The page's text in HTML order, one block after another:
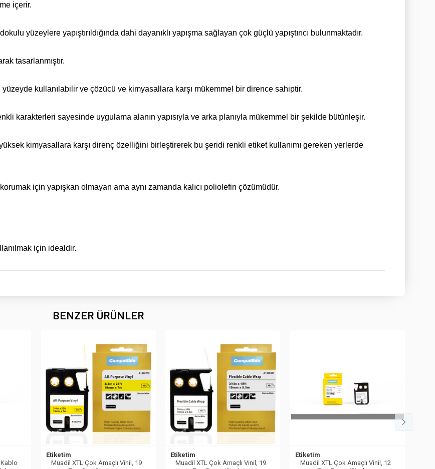
içerir.
yüzeylere yapıştırıldığında dahi dayanıklı yapışma sağlayan çok güçlü yapıştırıcı bulunmaktadır.
tasarlanmıştır.
kullanılabilir ve çözücü ve kimyasallara karşı mükemmel bir dirence sahiptir.
karakterleri sayesinde uygulama alanın yapısıyla ve arka planıyla mükemmel bir şekilde bütünleşir.
kimyasallara karşı direnç özelliğini birleştirerek bu şeridi renkli etiket kullanımı gereken yerlerde
için yapışkan olmayan ama aynı zamanda kalıcı poliolefin çözümüdür.
için idealdir.
BENZER ÜRÜNLER
Etiketim
Muadil XTL Çok Amaçlı Vinil, 19
Etiketim
Muadil XTL Çok Amaçlı Vinil, 19
Etiketim
Muadil XTL Çok Amaçlı Vinil, 12